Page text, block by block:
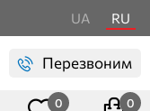
UA RU
Перезвоним
0 0